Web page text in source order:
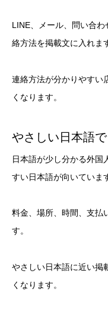
LINE、メール、問い合
絡方法を掲載文に入れま
連絡方法が分かりやすい
くなります。
やさしい日本語
日本語が少し分かる外国
すい日本語が向いていま
料金、場所、時間、支払
す。
やさしい日本語に近い掲
くなります。